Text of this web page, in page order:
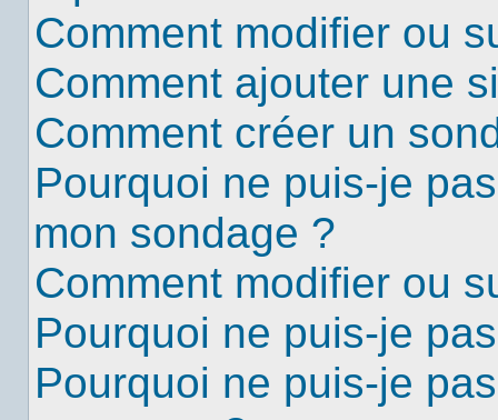
Comment modifier ou
Comment ajouter une
Comment créer un
Pourquoi ne puis-je
mon sondage ?
Comment modifier ou
Pourquoi ne puis-je
Pourquoi ne puis-je